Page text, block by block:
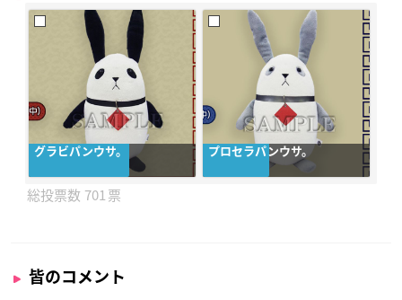
グラビパンウサ。 プロセラパンウサ。
701
皆のコメント